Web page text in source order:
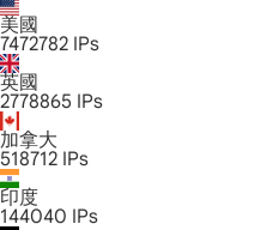
美國
7472782 IPs
英國
2778865 IPs
加拿大
518712 IPs
印度
144040 IPs